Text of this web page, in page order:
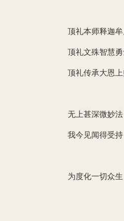
顶礼本师释迦牟
顶礼文殊智慧勇
顶礼传承大恩上
无上甚深微妙
我今见闻得受
为度化一切众